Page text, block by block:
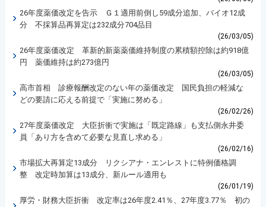
26年度薬価改定を告示 Ｇ１適用前倒し59成分追加、バイオ12成
分 不採算品再算定は232成分704品目
(26/03/05)
26年度薬価改定 革新的新薬薬価維持制度の累積額控除は約918億
円 薬価維持は約273億円
(26/03/05)
高市首相 診療報酬改定のない年の薬価改定 国民負担の軽減な
どの要請に応える前提で「実施に努める」
(26/02/26)
27年度薬価改定 大臣折衝で実施は「既定路線」も支払側永井委
員「あり方を含めて必要な見直し求める」
(26/02/16)
市場拡大再算定13成分 リクシアナ・エンレストに特例価格調
整 改定時加算は13成分、新ルール適用も
(26/01/19)
厚労・財務大臣折衝 改定率は26年度2.41％、27年度3.77％ 初の